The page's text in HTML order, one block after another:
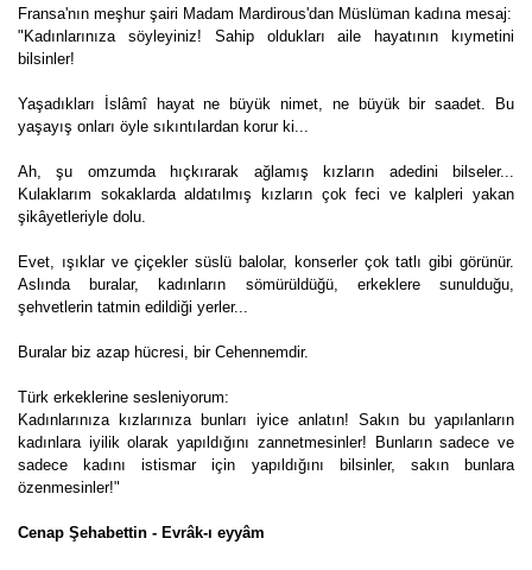
Fransa'nın meşhur şairi Madam Mardirous'dan Müslüman kadına mesaj:
"Kadınlarınıza söyleyiniz! Sahip oldukları aile hayatının kıymetini
bilsinler!
Yaşadıkları İslâmî hayat ne büyük nimet, ne büyük bir saadet. Bu
yaşayış onları öyle sıkıntılardan korur ki...
Ah, şu omzumda hıçkırarak ağlamış kızların adedini bilseler...
Kulaklarım sokaklarda aldatılmış kızların çok feci ve kalpleri yakan
şikâyetleriyle dolu.
Evet, ışıklar ve çiçekler süslü balolar, konserler çok tatlı gibi görünür.
Aslında buralar, kadınların sömürüldüğü, erkeklere sunulduğu,
şehvetlerin tatmin edildiği yerler...
Buralar biz azap hücresi, bir Cehennemdir.
Türk erkeklerine sesleniyorum:
Kadınlarınıza kızlarınıza bunları iyice anlatın! Sakın bu yapılanların
kadınlara iyilik olarak yapıldığını zannetmesinler! Bunların sadece ve
sadece kadını istismar için yapıldığını bilsinler, sakın bunlara
özenmesinler!"
Cenap Şehabettin - Evrâk-ı eyyâm